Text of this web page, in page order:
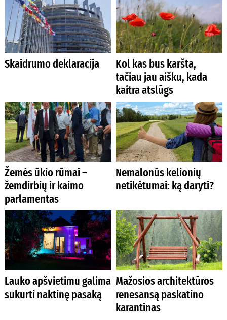
Skaidrumo deklaracija
Kol kas bus karšta,
tačiau jau aišku, kada
kaitra atslūgs
Žemės ūkio rūmai –
žemdirbių ir kaimo
parlamentas
Nemalonūs kelionių
netikėtumai: ką daryti?
Lauko apšvietimu galima
sukurti naktinę pasaką
Mažosios architektūros
renesansą paskatino
karantinas